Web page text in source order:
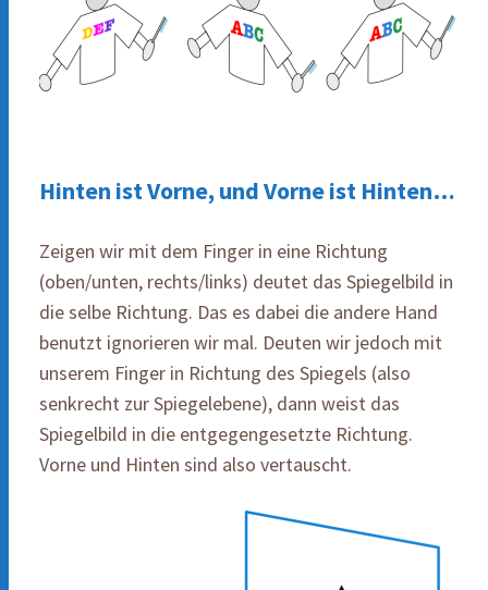
Hinten ist Vorne, und Vorne ist Hinten…
Zeigen wir mit dem Finger in eine Richtung
(oben/unten, rechts/links) deutet das Spiegelbild in
die selbe Richtung. Das es dabei die andere Hand
benutzt ignorieren wir mal. Deuten wir jedoch mit
unserem Finger in Richtung des Spiegels (also
senkrecht zur Spiegelebene), dann weist das
Spiegelbild in die entgegengesetzte Richtung.
Vorne und Hinten sind also vertauscht.